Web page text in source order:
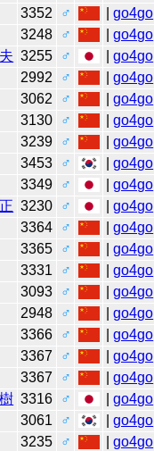
3352 ♂ |go4go
3248 ♂ |go4go
3255 ♂ |go4go
2992 ♂ |go4go
3062 ♂ |go4go
3130 ♂ |go4go
3239 ♂ |go4go
3453 ♂ |go4go
3349 ♂ |go4go
3230 ♂ |go4go
3364 ♂ |go4go
3365 ♂ |go4go
3331 ♂ |go4go
3093 ♂ |go4go
2948 ♂ |go4go
3366 ♂ |go4go
3367 ♂ |go4go
3367 ♂ |go4go
3316 ♂ |go4go
3061 ♂ |go4go
3235 ♂ |go4go